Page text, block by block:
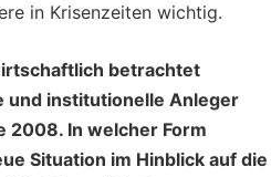
in Krisenzeiten wichtig.
betrachtet
und institutionelle Anleger
2008. In welcher Form
Situation im Hinblick auf die